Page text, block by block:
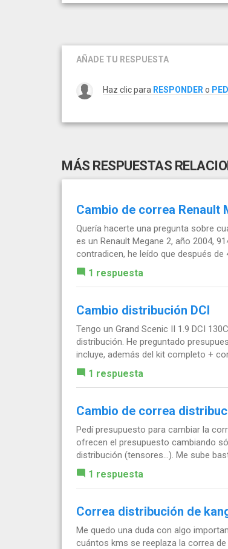
AÑADE TU RESPUESTA
Haz clic para RESPONDER o
MÁS RESPUESTAS
Cambio de correa Renault
Quería hacerte una pregunta sobre
es un Renault Megane 2, año 2004,
contradicen, he leído que después de
1 respuesta
Cambio distribución DCI
Tengo un Grand Scenic II 1.9 DCI
distribución. He preguntado
incluye, además del kit completo +
1 respuesta
Cambio de correa
Pedí presupuesto para cambiar la
ofrecen el presupuesto cambiando
distribución (tensores...). Me sube
1 respuesta
Correa distribución de
Me quedo una duda con algo
cuántos kms se reeplaza la correa